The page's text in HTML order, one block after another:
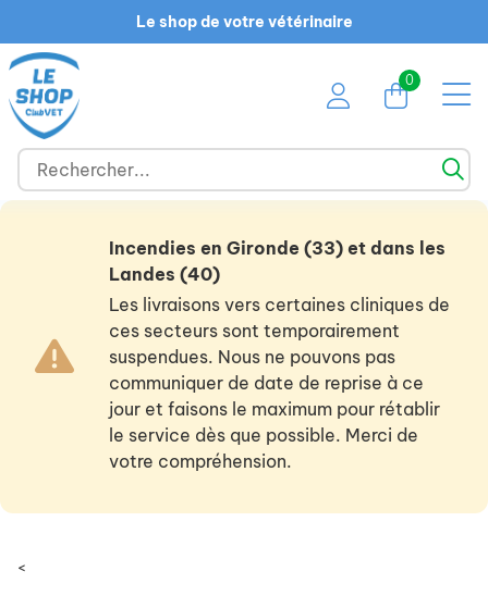
Le shop de votre vétérinaire
0
Incendies en Gironde (33) et dans les
Landes (40)
Les livraisons vers certaines cliniques de
ces secteurs sont temporairement
suspendues. Nous ne pouvons pas
communiquer de date de reprise à ce
jour et faisons le maximum pour rétablir
le service dès que possible. Merci de
votre compréhension.
<